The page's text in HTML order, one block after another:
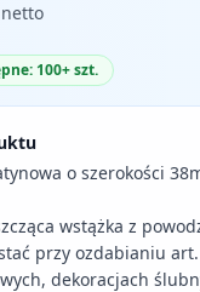
netto
100+ szt.
o szerokości
wstążka z
przy ozdabianiu art.
dekoracjach